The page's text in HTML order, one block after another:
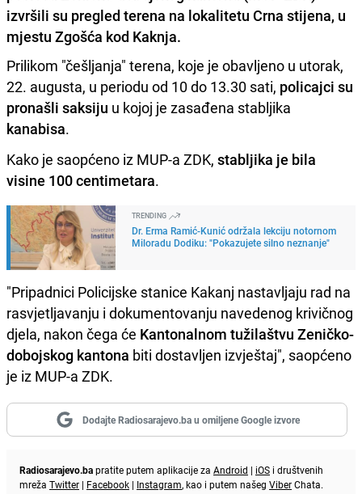
izvršili su pregled terena na lokalitetu Crna stijena, u
mjestu Zgošća kod Kaknja.
Prilikom "češljanja" terena, koje je obavljeno u utorak,
22. augusta, u periodu od 10 do 13.30 sati, policajci su
pronašli saksiju u kojoj je zasađena stabljika
kanabisa.
Kako je saopćeno iz MUP-a ZDK, stabljika je bila
visine 100 centimetara.
TRENDING
Dr. Erma Ramić-Kunić održala lekciju notornom
Miloradu Dodiku: "Pokazujete silno neznanje"
"Pripadnici Policijske stanice Kakanj nastavljaju rad na
rasvjetljavanju i dokumentovanju navedenog krivičnog
djela, nakon čega će Kantonalnom tužilaštvu Zeničko-
dobojskog kantona biti dostavljen izvještaj", saopćeno
je iz MUP-a ZDK.
Dodajte Radiosarajevo.ba u omiljene Google izvore
Radiosarajevo.bapratite putem aplikacije za Android | iOS i društvenih
mreža Twitter | Facebook | Instagram, kao i putem našeg ViberChata.